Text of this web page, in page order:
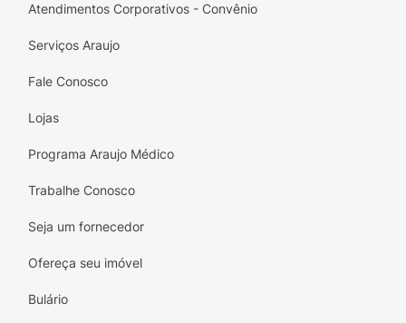
Atendimentos Corporativos - Convênio
Serviços Araujo
Fale Conosco
Lojas
Programa Araujo Médico
Trabalhe Conosco
Seja um fornecedor
Ofereça seu imóvel
Bulário